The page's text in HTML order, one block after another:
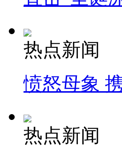
热点新闻
愤怒母象
热点新闻